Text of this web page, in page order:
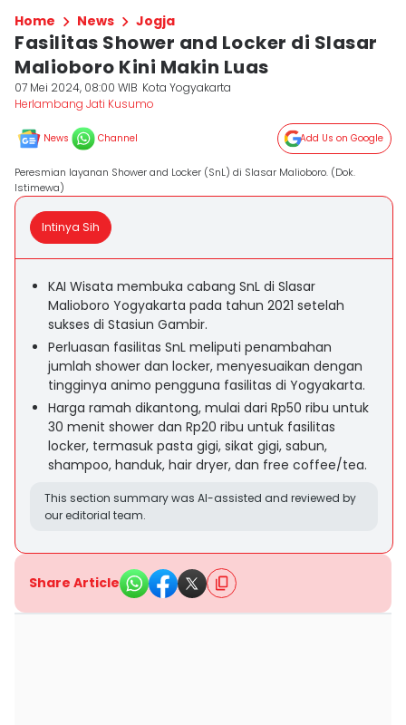
Home News Jogja
Fasilitas Shower and Locker di Slasar
Malioboro Kini Makin Luas
07 Mei 2024, 08:00 WIB Kota Yogyakarta
Herlambang Jati Kusumo
News Channel Add Us on Google
Peresmian layanan Shower and Locker (SnL) di Slasar Malioboro. (Dok.
Istimewa)
Intinya Sih
KAI Wisata membuka cabang SnL di Slasar
Malioboro Yogyakarta pada tahun 2021 setelah
sukses di Stasiun Gambir.
Perluasan fasilitas SnL meliputi penambahan
jumlah shower dan locker, menyesuaikan dengan
tingginya animo pengguna fasilitas di Yogyakarta.
Harga ramah dikantong, mulai dari Rp50 ribu untuk
30 menit shower dan Rp20 ribu untuk fasilitas
locker, termasuk pasta gigi, sikat gigi, sabun,
shampoo, handuk, hair dryer, dan free coffee/tea.
This section summary was AI-assisted and reviewed by
our editorial team.
Share Article